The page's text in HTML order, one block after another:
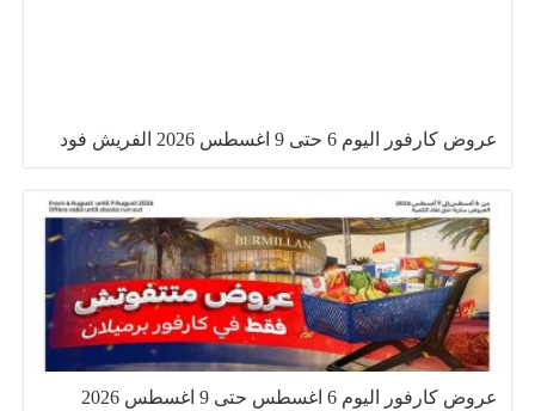
عروض كارفور اليوم 6 حتى 9 اغسطس 2026 الفريش فود
عروض كارفور اليوم 6 اغسطس حتى 9 اغسطس 2026